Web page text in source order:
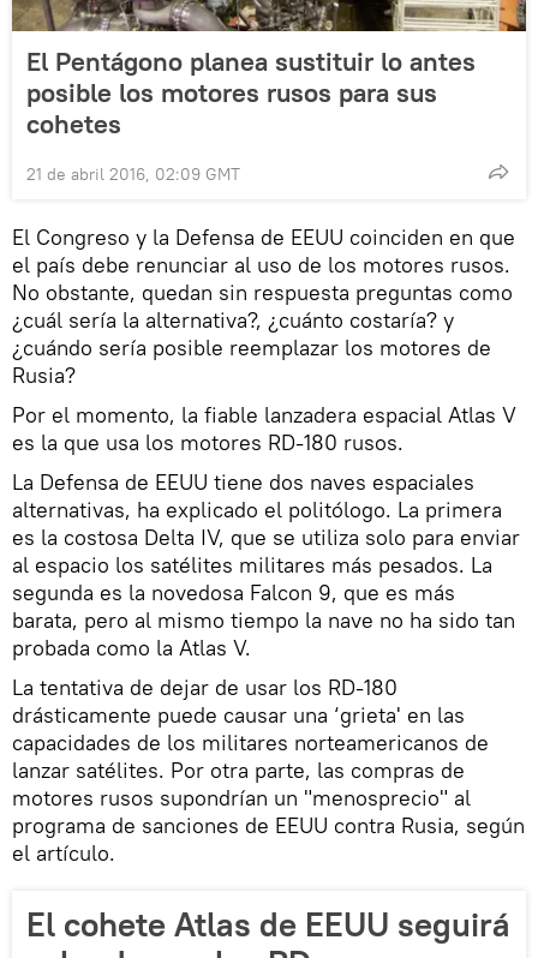
El Pentágono planea sustituir lo antes
posible los motores rusos para sus
cohetes
21 de abril 2016, 02:09 GMT
El Congreso y la Defensa de EEUU coinciden en que
el país debe renunciar al uso de los motores rusos.
No obstante, quedan sin respuesta preguntas como
¿cuál sería la alternativa?, ¿cuánto costaría? y
¿cuándo sería posible reemplazar los motores de
Rusia?
Por el momento, la fiable lanzadera espacial Atlas V
es la que usa los motores RD-180 rusos.
La Defensa de EEUU tiene dos naves espaciales
alternativas, ha explicado el politólogo. La primera
es la costosa Delta IV, que se utiliza solo para enviar
al espacio los satélites militares más pesados. La
segunda es la novedosa Falcon 9, que es más
barata, pero al mismo tiempo la nave no ha sido tan
probada como la Atlas V.
La tentativa de dejar de usar los RD-180
drásticamente puede causar una ‘grieta' en las
capacidades de los militares norteamericanos de
lanzar satélites. Por otra parte, las compras de
motores rusos supondrían un "menosprecio" al
programa de sanciones de EEUU contra Rusia, según
el artículo.
El cohete Atlas de EEUU seguirá